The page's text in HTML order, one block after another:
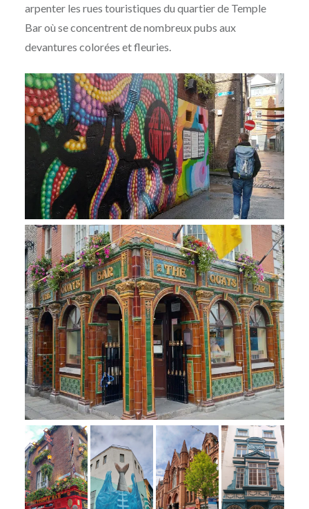
arpenter les rues touristiques du quartier de Temple
Bar où se concentrent de nombreux pubs aux
devantures colorées et fleuries.